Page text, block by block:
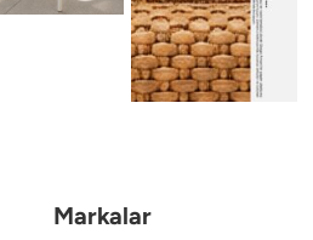
Markalar